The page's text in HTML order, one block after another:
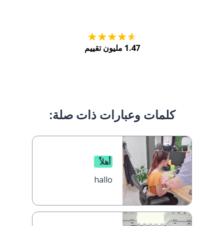
1.47 مليون تقييم
كلمات وعبارات ذات صلة:
أهلاً
hallo